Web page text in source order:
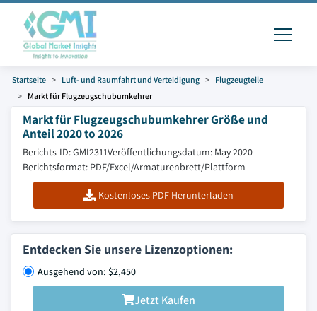
Startseite Luft- und Raumfahrt und Verteidigung
Flugzeugteile
Markt für Flugzeugschubumkehrer
Markt für Flugzeugschubumkehrer Größe und
Anteil 2020 to 2026
Berichts-ID: GMI2311Veröffentlichungsdatum: May 2020
Berichtsformat: PDF/Excel/Armaturenbrett/Plattform
Kostenloses PDF Herunterladen
Entdecken Sie unsere Lizenzoptionen:
Ausgehend von: $2,450
Jetzt Kaufen